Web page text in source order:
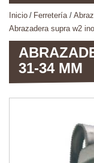
inicio ferretería
abrazadera supra w2
31-34 MM